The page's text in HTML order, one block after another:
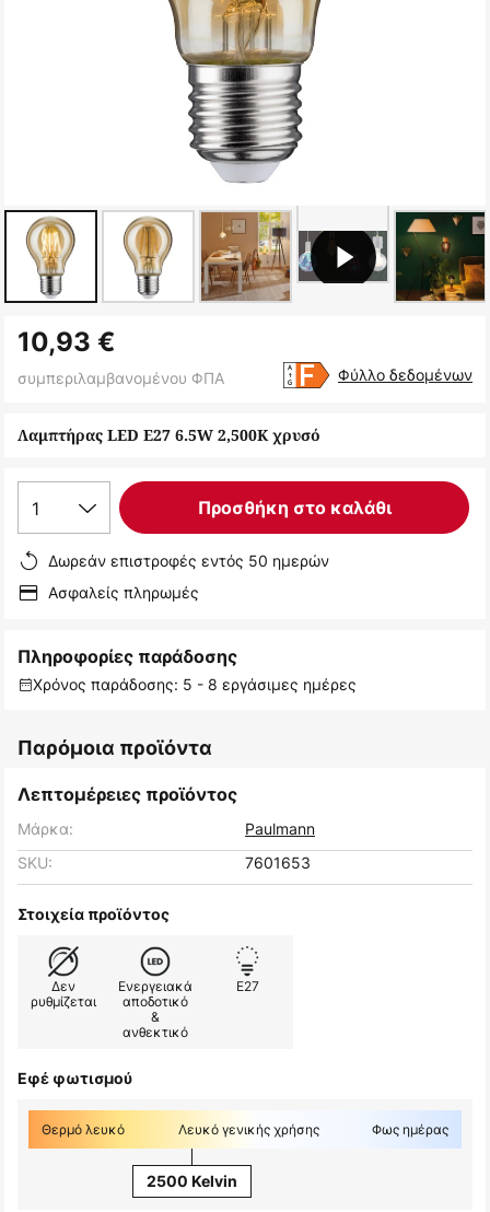
στην
αρχή
συλλογής
Λαμπτήρας LED E27 6.5W 2,500K χρυσό
10,93 €
συμπεριλαμβανομένου ΦΠΑ Φύλλο δεδομένων
1 Προσθήκη στο καλάθι
Δωρεάν επιστροφές εντός 50 ημερών
Ασφαλείς πληρωμές
Πληροφορίες παράδοσης
Χρόνος παράδοσης: 5 - 8 εργάσιμες ημέρες
Παρόμοια προϊόντα
Λεπτομέρειες προϊόντος
Μάρκα:
Paulmann
SKU:
7601653
Στοιχεία προϊόντος
Δεν
ρυθμίζεται
Ενεργειακά
αποδοτικό
&
ανθεκτικό
E27
Εφέ φωτισμού
Θερμό λευκό Λευκό γενικής χρήσης Φως ημέρας
2500 Kelvin